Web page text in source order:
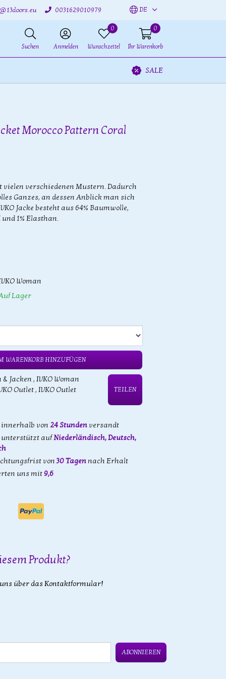
0031629010979 DE
Suchen Anmelden
0
Wunschzettel
0
Ihr Warenkorb
SALE
Morocco Pattern Coral
vielen verschiedenen Mustern. Dadurch
Ganzes, an dessen Anblick man sich
Jacke besteht aus 64% Baumwolle,
und 1% Elasthan.
Woman
Lager
WARENKORB HINZUFÜGEN
Jacken , IVKO Woman
Outlet, IVKO Outlet TEILEN
von 24 Stunden versandt
unterstützt aufNiederländisch, Deutsch,
von30 Tagennach Erhalt
uns mit 9,6
Produkt?
über das Kontaktformular!
ABONNIEREN